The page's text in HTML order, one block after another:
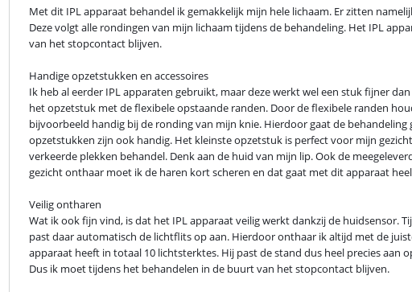
Met dit IPL apparaat behandel ik gemakkelijk mijn hele lichaam. Er zitten
Deze volgt alle rondingen van mijn lichaam tijdens de behandeling. Het IPL
van het stopcontact blijven.
Handige opzetstukken en accessoires
Ik heb al eerder IPL apparaten gebruikt, maar deze werkt wel een stuk fijner
het opzetstuk met de flexibele opstaande randen. Door de flexibele randen
bijvoorbeeld handig bij de ronding van mijn knie. Hierdoor gaat de behandeling
opzetstukken zijn ook handig. Het kleinste opzetstuk is perfect voor mijn
verkeerde plekken behandel. Denk aan de huid van mijn lip. Ook de
gezicht onthaar moet ik de haren kort scheren en dat gaat met dit apparaat
Veilig ontharen
Wat ik ook fijn vind, is dat het IPL apparaat veilig werkt dankzij de huidsensor.
past daar automatisch de lichtflits op aan. Hierdoor onthaar ik altijd met de
apparaat heeft in totaal 10 lichtsterktes. Hij past de stand dus heel precies aan
Dus ik moet tijdens het behandelen in de buurt van het stopcontact blijven.